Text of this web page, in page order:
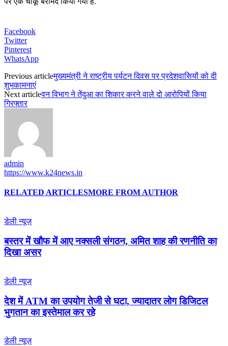
Facebook
Twitter
Pinterest
WhatsApp
Previous articleमुख्यमंत्री ने राष्ट्रीय पर्यटन दिवस पर प्रदेशवासियों को दी
शुभकामनाएं
Next articleवन विभाग ने तेंदुआ का शिकार करने वाले दो आरोपियों किया
गिरफ्तार
admin
https://www.k24news.in
RELATED ARTICLESMORE FROM AUTHOR
डेली न्यूज़
बस्तर में खौफ में आए नक्सली संगठन, अमित शाह की रणनीति का
दिखा असर
डेली न्यूज़
देश में ATM का उपयोग तेजी से घटा, ज्यादातर लोग डिजिटल
भुगतान का इस्तेमाल कर रहे
डेली न्यूज़